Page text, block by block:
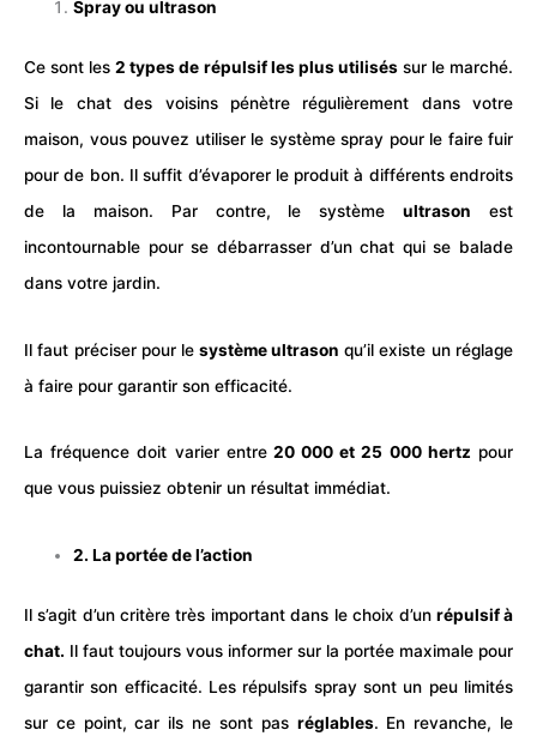
Spray ou ultrason
Ce sont les2 types de répulsif les plus utiliséssur le marché.
Si le chat des voisins pénètre régulièrement dans votre
maison, vous pouvez utiliser le système spray pour le faire fuir
pour de bon. Il suffit d’évaporer le produit à différents endroits
de la maison. Par contre, le systèmeultrason est
incontournable pour se débarrasser d’un chat qui se balade
dans votre jardin.
Il faut préciser pour le système ultrason qu’il existe un réglage
à faire pour garantir son efficacité.
La fréquence doit varier entre20 000 et 25 000 hertz pour
que vous puissiez obtenir un résultat immédiat.
2. La portée de l’action
Il s’agit d’un critère très important dans le choix d’un répulsif à
chat. Il faut toujours vous informer sur la portée maximale pour
garantir son efficacité. Les répulsifs spray sont un peu limités
sur ce point, car ils ne sont pas réglables. En revanche, le